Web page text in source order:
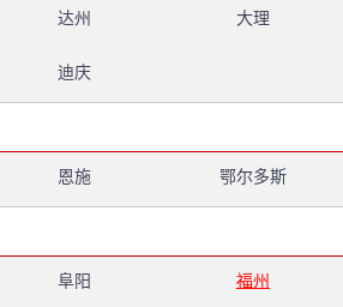
达州 大理
迪庆
恩施 鄂尔多斯
阜阳 福州